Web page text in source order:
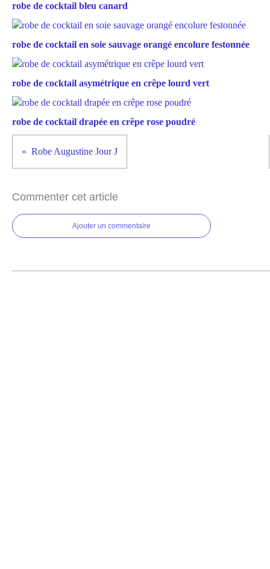
robe de cocktail bleu canard
robe de cocktail en soie sauvage orangé encolure festonnée
robe de cocktail asymétrique en crêpe lourd vert
robe de cocktail drapée en crêpe rose poudré
Robe Augustine Jour J
Commenter cet article
Ajouter un commentaire